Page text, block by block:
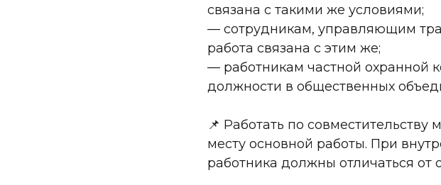
связана с такими же условиями;
— сотрудникам, управляющим
работа связана с этим же;
— работникам частной охранной
должности в общественных
📌 Работать по
месту основной работы. При
работника должны отличаться от